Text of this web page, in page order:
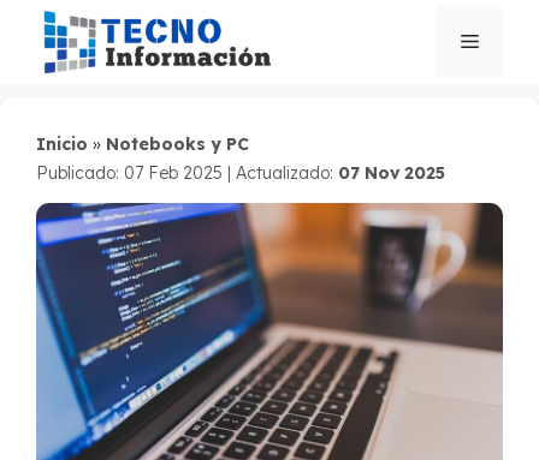
Saltar
contenido
Menú
Inicio » Notebooks y PC
Publicado: 07 Feb 2025 | Actualizado: 07 Nov 2025